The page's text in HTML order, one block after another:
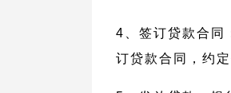
4、签订贷款合同
订贷款合同，约